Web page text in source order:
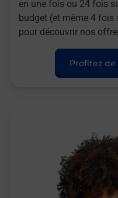
en une fois ou 24 fois
budget (et même 4 fois
pour découvrir nos
Profitez